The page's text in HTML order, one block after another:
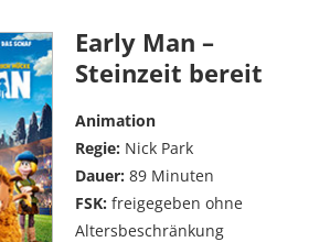
Early Man –
Steinzeit bereit
Animation
Regie: Nick Park
Dauer: 89 Minuten
FSK: freigegeben ohne
Altersbeschränkung